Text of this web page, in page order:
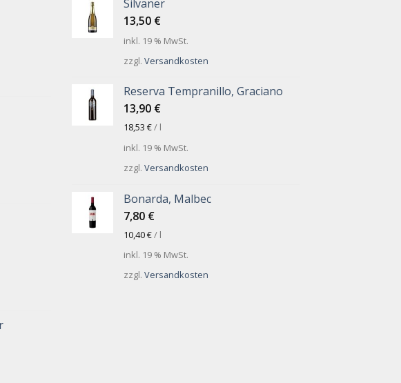
Silvaner
13,50 €
inkl. 19 % MwSt.
zzgl. Versandkosten
Reserva Tempranillo, Graciano
13,90 €
18,53 €/ l
inkl. 19 % MwSt.
zzgl. Versandkosten
Bonarda, Malbec
7,80 €
10,40€/ l
inkl. 19 % MwSt.
zzgl. Versandkosten